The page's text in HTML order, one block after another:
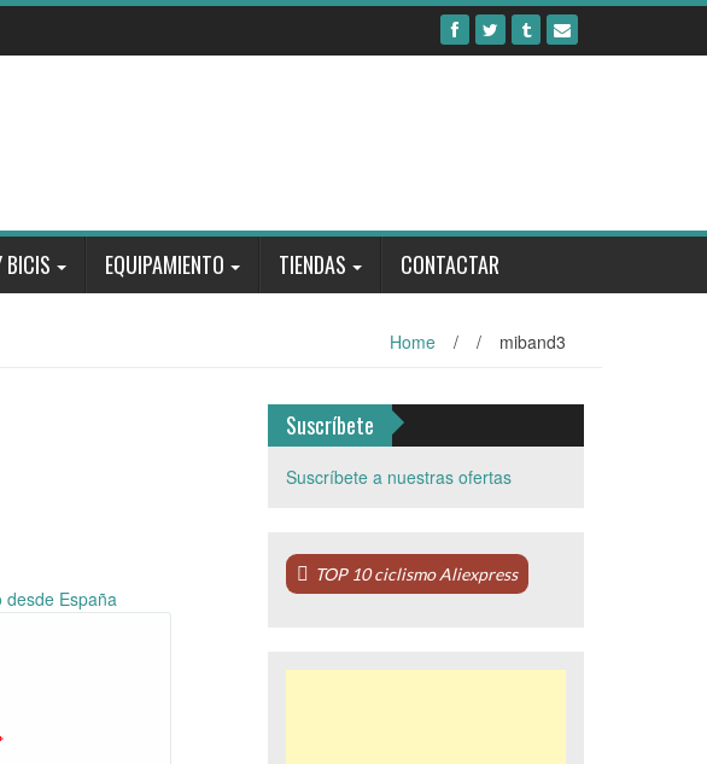
BICIS EQUIPAMIENTO TIENDAS CONTACTAR
Home / / miband3
desde España
Suscríbete
Suscríbete a nuestras ofertas
TOP 10 ciclismo Aliexpress